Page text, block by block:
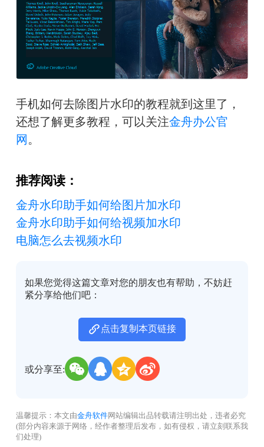
手机如何去除图片水印的教程就到这里了，
还想了解更多教程，可以关注金舟办公官
网 。
推荐阅读：
金舟水印助手如何给图片加水印
金舟水印助手如何给视频加水印
电脑怎么去视频水印
如果您觉得这篇文章对您的朋友也有帮助，不妨赶
紧分享给他们吧：
点击复制本页链接
或分享至:
温馨提示：本文由金舟软件网站编辑出品转载请注明出处，违者必究
(部分内容来源于网络，经作者整理后发布，如有侵权，请立刻联系我
们处理)